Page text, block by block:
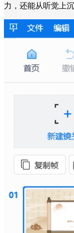
力，还能从听觉上